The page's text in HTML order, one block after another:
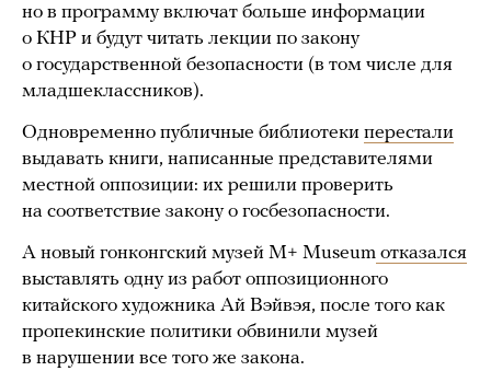
но в программу включат больше информации
о КНР и будут читать лекции по закону
о государственной безопасности (в том числе для
младшеклассников).
Одновременно публичные библиотеки перестали
выдавать книги, написанные представителями
местной оппозиции: их решили проверить
на соответствие закону о госбезопасности.
А новый гонконгский музей M+ Museum отказался
выставлять одну из работ оппозиционного
китайского художника Ай Вэйвэя, после того как
пропекинские политики обвинили музей
в нарушении все того же закона.